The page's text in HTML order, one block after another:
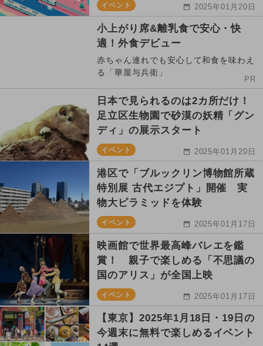
イベント 2025年01月20日
小上がり席&離乳食で安心・快
適！外食デビュー
赤ちゃん連れでも安心して和食を味わえ
る「華屋与兵衛」
PR
日本で見られるのは2カ所だけ！
足立区生物園で砂漠の妖精「グン
ディ」の展示スタート
イベント 2025年01月20日
港区で「ブルックリン博物館所蔵
特別展 古代エジプト」開催 実
物大ピラミッドを体験
イベント 2025年01月17日
映画館で世界最高峰バレエを鑑
賞！ 親子で楽しめる「不思議の
国のアリス」が全国上映
イベント 2025年01月17日
【東京】2025年1月18日・19日の
今週末に無料で楽しめるイベント